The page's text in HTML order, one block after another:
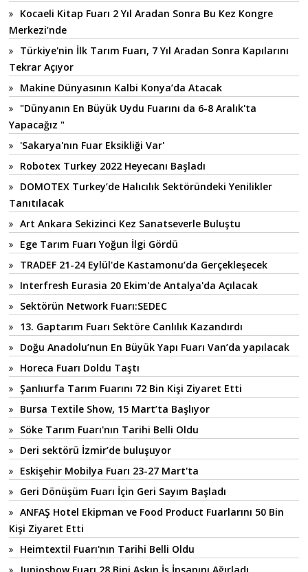
Kocaeli Kitap Fuarı 2 Yıl Aradan Sonra Bu Kez Kongre
Merkezi’nde
Türkiye'nin İlk Tarım Fuarı, 7 Yıl Aradan Sonra Kapılarını
Tekrar Açıyor
Makine Dünyasının Kalbi Konya’da Atacak
"Dünyanın En Büyük Uydu Fuarını da 6-8 Aralık'ta
Yapacağız "
'Sakarya'nın Fuar Eksikliği Var'
Robotex Turkey 2022 Heyecanı Başladı
DOMOTEX Turkey’de Halıcılık Sektöründeki Yenilikler
Tanıtılacak
Art Ankara Sekizinci Kez Sanatseverle Buluştu
Ege Tarım Fuarı Yoğun İlgi Gördü
TRADEF 21-24 Eylül'de Kastamonu’da Gerçekleşecek
Interfresh Eurasia 20 Ekim'de Antalya'da Açılacak
Sektörün Network Fuarı:SEDEC
13. Gaptarım Fuarı Sektöre Canlılık Kazandırdı
Doğu Anadolu’nun En Büyük Yapı Fuarı Van’da yapılacak
Horeca Fuarı Doldu Taştı
Şanlıurfa Tarım Fuarını 72 Bin Kişi Ziyaret Etti
Bursa Textile Show, 15 Mart’ta Başlıyor
Söke Tarım Fuarı'nın Tarihi Belli Oldu
Deri sektörü İzmir’de buluşuyor
Eskişehir Mobilya Fuarı 23-27 Mart'ta
Geri Dönüşüm Fuarı İçin Geri Sayım Başladı
ANFAŞ Hotel Ekipman ve Food Product Fuarlarını 50 Bin
Kişi Ziyaret Etti
Heimtextil Fuarı'nın Tarihi Belli Oldu
Junioshow Fuarı 28 Bini Aşkın İş İnsanını Ağırladı